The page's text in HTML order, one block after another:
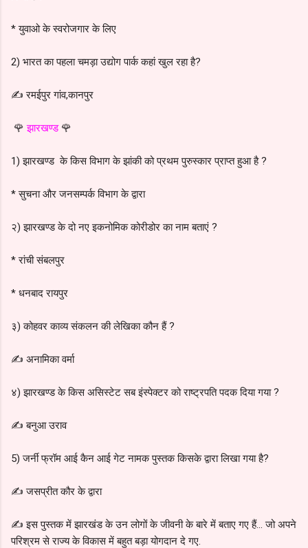
* युवाओ के स्वरोजगार के लिए
2) भारत का पहला चमड़ा उद्योग पार्क कहां खुल रहा है?
✍️ रमईपुर गांव,कानपुर
🌹झारखण्ड🌹
1) झारखण्ड के किस विभाग के झांकी को प्रथम पुरुस्कार प्राप्त हुआ है ?
* सुचना और जनसम्पर्क विभाग के द्वारा
२) झारखण्ड के दो नए इकनोमिक कोरीडोर का नाम बताएं ?
* रांची संबलपुर
* धनबाद रायपुर
३) कोहवर काव्य संकलन की लेखिका कौन हैं ?
✍️ अनामिका वर्मा
४) झारखण्ड के किस असिस्टेट सब इंस्पेक्टर को राष्ट्रपति पदक दिया गया ?
✍️ बनुआ उराव
5) जर्नी फ्रॉम आई कैन आई गेट नामक पुस्तक किसके द्वारा लिखा गया है?
✍️ जसप्रीत कौर के द्वारा
✍️ इस पुस्तक में झारखंड के उन लोगों के जीवनी के बारे में बताए गए हैं... जो अपने
परिश्रम से राज्य के विकास में बहुत बड़ा योगदान दे गए.